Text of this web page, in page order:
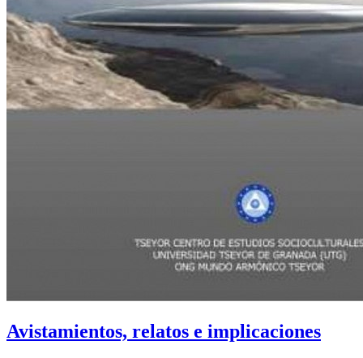
Avistamientos, relatos e implicaciones